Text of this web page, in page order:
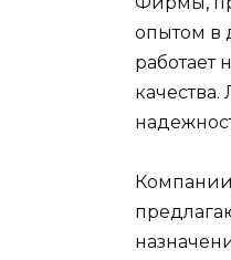
опытом в
работает